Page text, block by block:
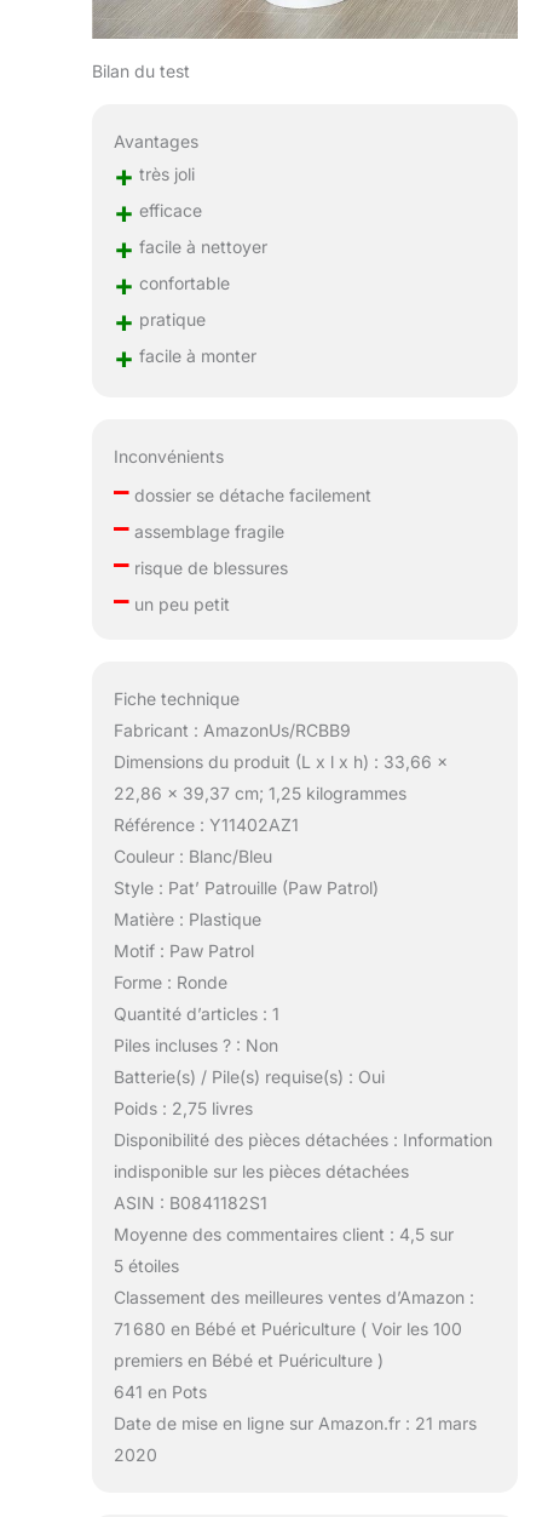
Bilan du test
Avantages
+ très joli
+ efficace
+ facile à nettoyer
+ confortable
+ pratique
+ facile à monter
Inconvénients
–dossier se détache facilement
–assemblage fragile
–risque de blessures
–un peu petit
Fiche technique
Fabricant : AmazonUs/RCBB9
Dimensions du produit (L x l x h) : 33,66 x
22,86 x 39,37 cm; 1,25 kilogrammes
Référence : Y11402AZ1
Couleur : Blanc/Bleu
Style : Pat’ Patrouille (Paw Patrol)
Matière : Plastique
Motif : Paw Patrol
Forme : Ronde
Quantité d’articles : 1
Piles incluses ? : Non
Batterie(s) / Pile(s) requise(s) : Oui
Poids : 2,75 livres
Disponibilité des pièces détachées : Information
indisponible sur les pièces détachées
ASIN : B0841182S1
Moyenne des commentaires client : 4,5 sur
5 étoiles
Classement des meilleures ventes d’Amazon :
71 680 en Bébé et Puériculture ( Voir les 100
premiers en Bébé et Puériculture )
641 en Pots
Date de mise en ligne sur Amazon.fr : 21 mars
2020